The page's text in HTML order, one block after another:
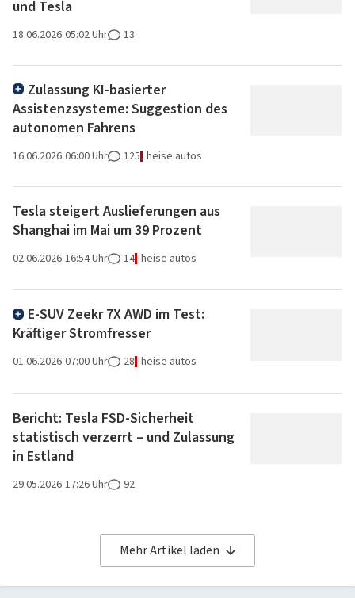
und Tesla
18.06.2026 05:02 Uhr 13
Zulassung KI-basierter
Assistenzsysteme: Suggestion des
autonomen Fahrens
16.06.2026 06:00 Uhr 125 heise autos
Tesla steigert Auslieferungen aus
Shanghai im Mai um 39 Prozent
02.06.2026 16:54 Uhr 14 heise autos
E-SUV Zeekr 7X AWD im Test:
Kräftiger Stromfresser
01.06.2026 07:00 Uhr 28 heise autos
Bericht: Tesla FSD-Sicherheit
statistisch verzerrt – und Zulassung
in Estland
29.05.2026 17:26 Uhr 92
Mehr Artikel laden